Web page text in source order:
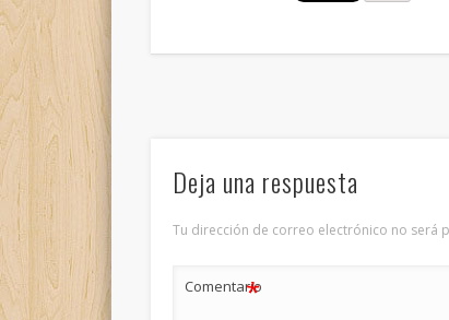
Deja una respuesta
Tu dirección de correo electrónico no será
Comentario
*